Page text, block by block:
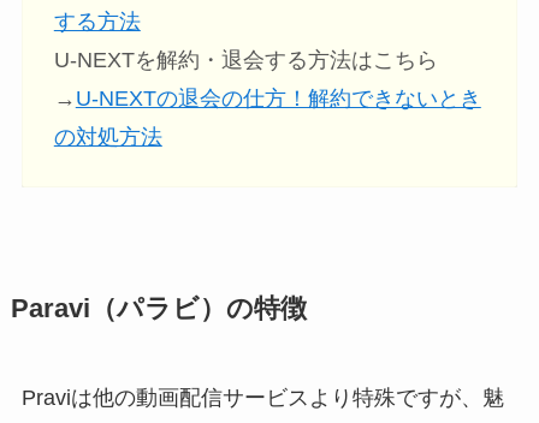
する方法
U-NEXTを解約・退会する方法はこちら
→ U-NEXTの退会の仕方！解約できないとき
の対処方法
Paravi（パラビ）の特徴
Praviは他の動画配信サービスより特殊ですが、魅